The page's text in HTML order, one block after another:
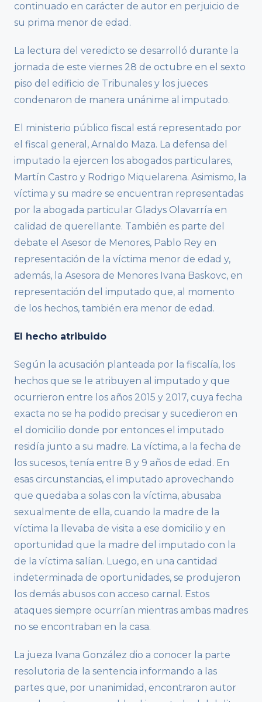
continuado en carácter de autor en perjuicio de
su prima menor de edad.
La lectura del veredicto se desarrolló durante la
jornada de este viernes 28 de octubre en el sexto
piso del edificio de Tribunales y los jueces
condenaron de manera unánime al imputado.
El ministerio público fiscal está representado por
el fiscal general, Arnaldo Maza. La defensa del
imputado la ejercen los abogados particulares,
Martín Castro y Rodrigo Miquelarena. Asimismo, la
víctima y su madre se encuentran representadas
por la abogada particular Gladys Olavarría en
calidad de querellante. También es parte del
debate el Asesor de Menores, Pablo Rey en
representación de la víctima menor de edad y,
además, la Asesora de Menores Ivana Baskovc, en
representación del imputado que, al momento
de los hechos, también era menor de edad.
El hecho atribuido
Según la acusación planteada por la fiscalía, los
hechos que se le atribuyen al imputado y que
ocurrieron entre los años 2015 y 2017, cuya fecha
exacta no se ha podido precisar y sucedieron en
el domicilio donde por entonces el imputado
residía junto a su madre. La víctima, a la fecha de
los sucesos, tenía entre 8 y 9 años de edad. En
esas circunstancias, el imputado aprovechando
que quedaba a solas con la víctima, abusaba
sexualmente de ella, cuando la madre de la
víctima la llevaba de visita a ese domicilio y en
oportunidad que la madre del imputado con la
de la víctima salían. Luego, en una cantidad
indeterminada de oportunidades, se produjeron
los demás abusos con acceso carnal. Estos
ataques siempre ocurrían mientras ambas madres
no se encontraban en la casa.
La jueza Ivana González dio a conocer la parte
resolutoria de la sentencia informando a las
partes que, por unanimidad, encontraron autor